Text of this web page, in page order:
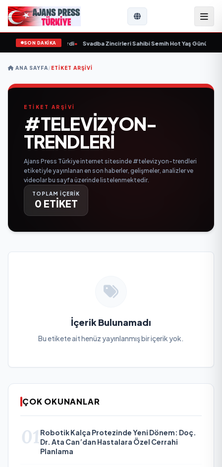
SON DAKİKA
yaşında yaşamını yitirdi• Svadba Zincirleri Sahibi Semih Hot Yaş Gününü
ANA SAYFA/ETIKET ARŞIVI
ETİKET ARŞİVİ
#TELEVIZYON-
TRENDLERI
Ajans Press Türkiye internet sitesinde #televizyon-trendleri
etiketiyle yayınlanan en son haberler, gelişmeler, analizler ve
videolar bu sayfa üzerinde listelenmektedir.
TOPLAM İÇERİK
0 ETİKET
İçerik Bulunamadı
Bu etikete ait henüz yayınlanmış bir içerik yok.
ÇOK OKUNANLAR
01 Robotik Kalça Protezinde Yeni Dönem: Doç.
Dr. Ata Can’dan Hastalara Özel Cerrahi
Planlama